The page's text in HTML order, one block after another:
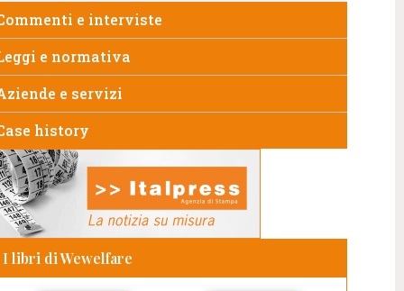
e interviste
e normativa
e servizi
history
I libri di Wewelfare